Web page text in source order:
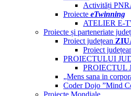
Activități
Proiecte eTwinning
ATELIER E-
Proiecte și parteneriate
Proiect județean
Proiect
PROIECTULUI
PROIECTUL
„Mens sana in
Coder Dojo ”Mind
Proiecte Mondiale